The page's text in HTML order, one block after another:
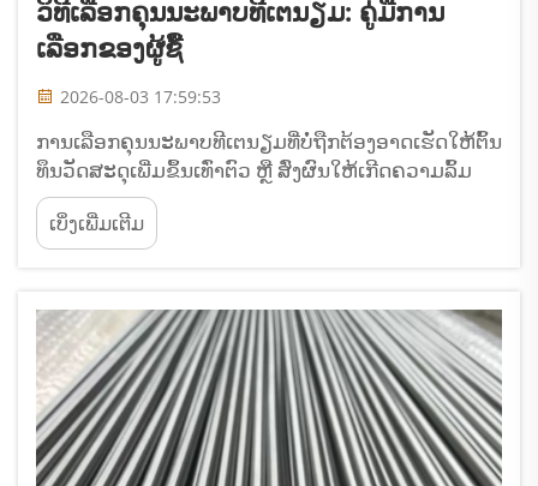
ວິທີເລືອກຄຸນນະພາບທີເຕ­ນຽມ: ຄູ່ມືການ
ເລືອກຂອງຜູ້ຊື້
2026-08-03 17:59:53
ການເລືອກຄຸນນະພາບທີເຕ­ນຽມທີ່ບໍ່ຖືກຕ້ອງອາດເຮັດໃຫ້ຕົ້ນ
ທຶນວັດສະດຸເພີ່ມຂຶ້ນເທົ່າຕົວ ຫຼື ສົ່ງຜົນໃຫ້ເກີດຄວາມລົ້ມ
ເຫຼວກ່ອນເວລາ. ຄູ່ມືນີ້ຈະນຳທ່ານໄປທົ່ວ 5 ປັດໄຈທີ່ຕ້ອງ
ພິຈາລະນາເພື່ອເລືອກຄຸນນະພາບທີ່ເໝາະສົມທີ່ສຸດ. ປັດໄຈ
ທີ 1: ຄວາມແຂງແຮງທີ່ຕ້ອງການ ຄວາມແຂງແຮງຕ່ຳ (240-
ເບິ່ງເພີ່ມເຕີມ